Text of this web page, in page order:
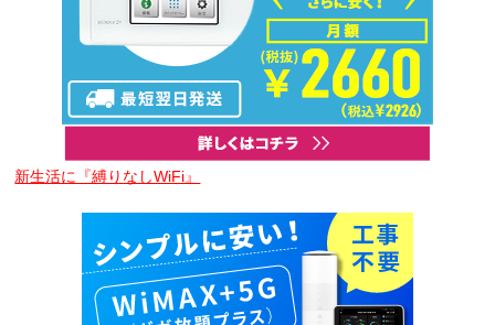
新生活に『縛りなしWiFi』